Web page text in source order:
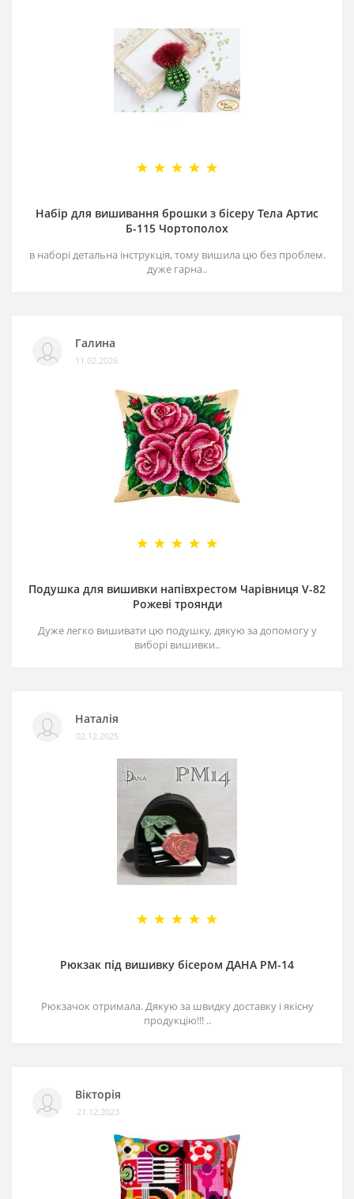
Набір для вишивання брошки з бісеру Тела Артис
Б-115 Чортополох
в наборі детальна інструкція, тому вишила цю без проблем.
дуже гарна..
Галина
11.02.2026
Подушка для вишивки напівхрестом Чарівниця V-82
Рожеві троянди
Дуже легко вишивати цю подушку, дякую за допомогу у
виборі вишивки..
Наталія
02.12.2025
Рюкзак під вишивку бісером ДАНА РМ-14
Рюкзачок отримала. Дякую за швидку доставку і якісну
продукцію!!! ..
Вікторія
21.12.2023